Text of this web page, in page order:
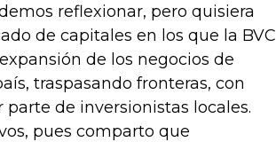
reflexionar, pero quisiera
de capitales en los que la BVC
de los negocios de
traspasando fronteras, con
de inversionistas locales.
pues comparto que